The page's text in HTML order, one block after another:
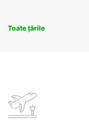
Toate țările